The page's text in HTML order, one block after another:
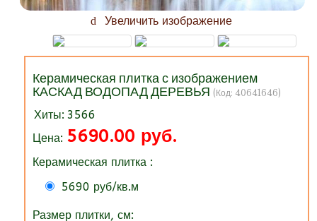
Увеличить изображение
Керамическая плитка с изображением
КАСКАД ВОДОПАД ДЕРЕВЬЯ (Код: 40641646)
Хиты: 3566
Цена: 5690.00 руб.
Керамическая плитка :
5690 руб/кв.м
Размер плитки, см: